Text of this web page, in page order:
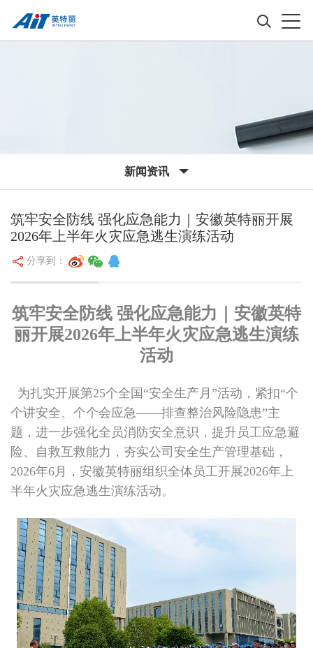
新闻资讯
筑牢安全防线 强化应急能力｜安徽英特丽开展
2026年上半年火灾应急逃生演练活动
分享到：
筑牢安全防线 强化应急能力｜安徽英特
丽开展2026年上半年火灾应急逃生演练
活动
为扎实开展第25个全国“安全生产月”活动，紧扣“个
个讲安全、个个会应急——排查整治风险隐患”主
题，进一步强化全员消防安全意识，提升员工应急避
险、自救互救能力，夯实公司安全生产管理基础，
2026年6月，安徽英特丽组织全体员工开展2026年上
半年火灾应急逃生演练活动。